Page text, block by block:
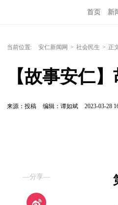
首页 新
当前位置: 安仁新闻网 > 社会民生 > 正
【故事安仁
来源：投稿 编辑：谭如斌 2023-03-28
—分享—